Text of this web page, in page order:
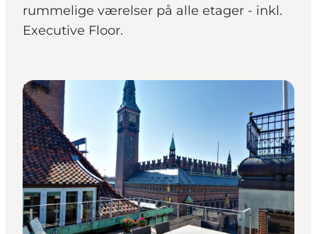
rummelige værelser på alle etager - inkl.
Executive Floor.
Hotels